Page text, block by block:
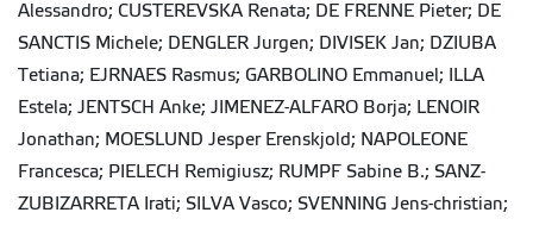
Alessandro; CUSTEREVSKA Renata; DE FRENNE Pieter; DE
SANCTIS Michele; DENGLER Jurgen; DIVISEK Jan; DZIUBA
Tetiana; EJRNAES Rasmus; GARBOLINO Emmanuel; ILLA
Estela; JENTSCH Anke; JIMENEZ-ALFARO Borja; LENOIR
Jonathan; MOESLUND Jesper Erenskjold; NAPOLEONE
Francesca; PIELECH Remigiusz; RUMPF Sabine B.; SANZ-
ZUBIZARRETA Irati; SILVA Vasco; SVENNING Jens-christian;